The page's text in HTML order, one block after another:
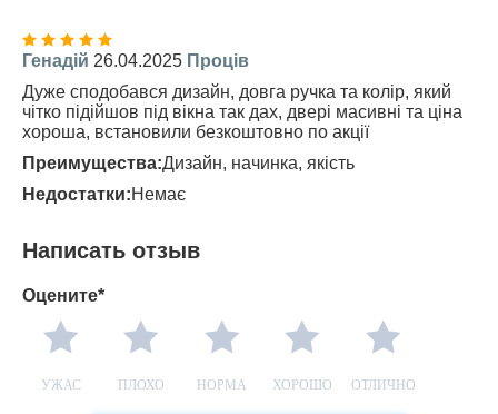
Генадій 26.04.2025 Проців
Дуже сподобався дизайн, довга ручка та колір, який
чітко підійшов під вікна так дах, двері масивні та ціна
хороша, встановили безкоштовно по акції
Преимущества:Дизайн, начинка, якість
Недостатки:Немає
Написать отзыв
Оцените*
УЖАС ПЛОХО НОРМА ХОРОШО ОТЛИЧНО